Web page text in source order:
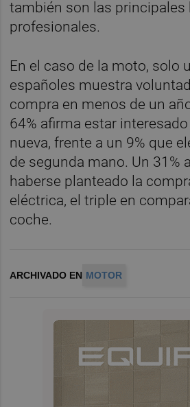
también son las principales
profesionales.
En el caso de la moto, solo
españoles muestra
compra en menos de un
64% afirma estar
nueva, frente a un 9% que
de segunda mano. Un 31%
haberse planteado la
eléctrica, el triple en
coche.
ARCHIVADO EN MOTOR